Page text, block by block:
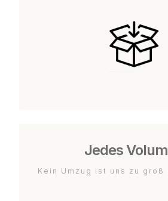
Jedes
Kein Umzug ist uns zu groß